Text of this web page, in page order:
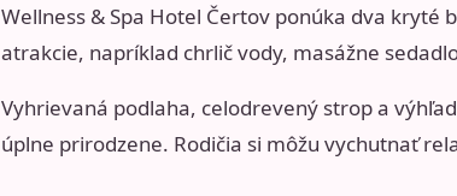
Wellness & Spa Hotel Čertov ponúka dva kryté
atrakcie, napríklad chrlič vody, masážne
Vyhrievaná podlaha, celodrevený strop a
úplne prirodzene. Rodičia si môžu vychutnať